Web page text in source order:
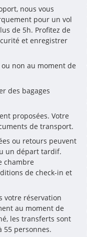
nous vous
pour un vol
de 5h. Profitez de
et enregistrer
non au moment de
des bagages
proposées. Votre
de transport.
ou retours peuvent
un départ tardif.
chambre
de check-in et
votre réservation
au moment de
les transferts sont
55 personnes.